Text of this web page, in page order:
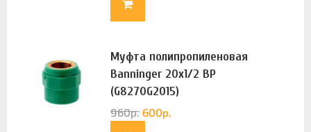
Муфта полипропиленовая
Banninger 20х1/2 ВР
(G8270G2015)
960р. 600р.